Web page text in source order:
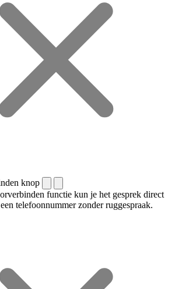
knop
functie kun je het gesprek direct
telefoonnummer zonder ruggespraak.